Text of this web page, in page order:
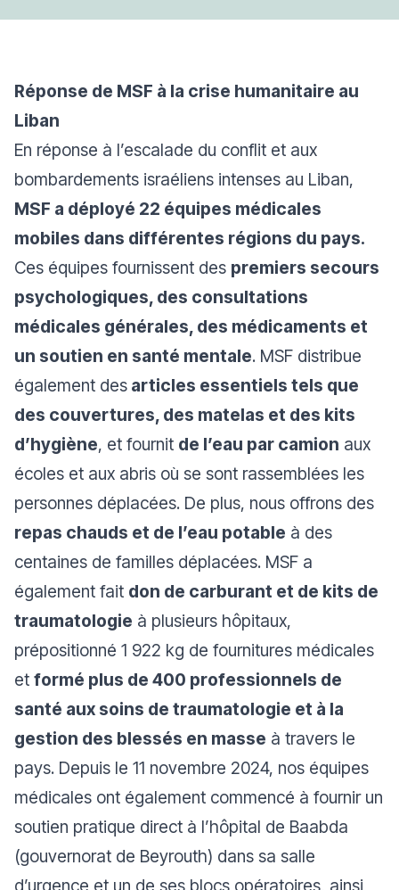
Réponse de MSF à la crise humanitaire au
Liban
En réponse à l’escalade du conflit et aux
bombardements israéliens intenses au Liban,
MSF a déployé 22 équipes médicales
mobiles dans différentes régions du pays.
Ces équipes fournissent des premiers secours
psychologiques, des consultations
médicales générales, des médicaments et
un soutien en santé mentale. MSF distribue
également des articles essentiels tels que
des couvertures, des matelas et des kits
d’hygiène, et fournit de l’eau par camion aux
écoles et aux abris où se sont rassemblées les
personnes déplacées. De plus, nous offrons des
repas chauds et de l’eau potable à des
centaines de familles déplacées. MSF a
également fait don de carburant et de kits de
traumatologie à plusieurs hôpitaux,
prépositionné 1 922 kg de fournitures médicales
et formé plus de 400 professionnels de
santé aux soins de traumatologie et à la
gestion des blessés en masse à travers le
pays. Depuis le 11 novembre 2024, nos équipes
médicales ont également commencé à fournir un
soutien pratique direct à l’hôpital de Baabda
(gouvernorat de Beyrouth) dans sa salle
d’urgence et un de ses blocs opératoires, ainsi